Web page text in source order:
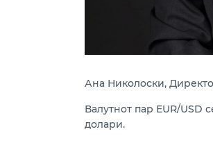
Ана Николоски,
Валутнот пар EUR/USD
долари.